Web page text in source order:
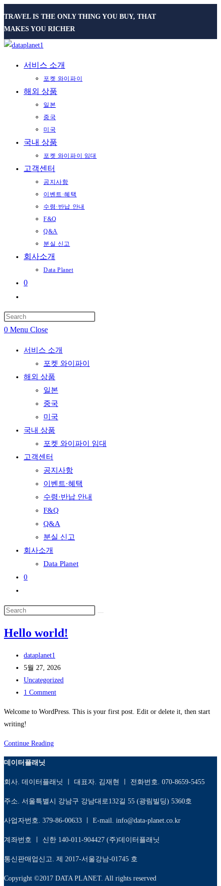
TRAVEL IS THE ONLY THING YOU BUY, THAT
MAKES YOU RICHER
서비스 소개
포켓 와이파이
해외 상품
일본
중국
미국
국내 상품
포켓 와이파이 임대
고객센터
공지사항
이벤트·혜택
수령·반납 안내
F&Q
Q&A
분실 신고
회사소개
Data Planet
0
website
search
0 Menu Close
서비스 소개
포켓 와이파이
해외 상품
일본
중국
미국
국내 상품
포켓 와이파이 임대
고객센터
공지사항
이벤트·혜택
수령·반납 안내
F&Q
Q&A
분실 신고
회사소개
Data Planet
0
search
Hello world!
Post
author:
dataplanet1
Post
published:
5월 27, 2026
Post
category:
Uncategorized
Post
1 Comment
Welcome to WordPress. This is your first post. Edit or delete it, then start
writing!
Continue ReadingHello
world!
데이터플래닛
회사. 데이터플래닛 ㅣ 대표자. 김재현 ㅣ 전화번호. 070-8659-5455
주소. 서울특별시 강남구 강남대로132길 55 (광림빌딩) 5360호
사업자번호. 379-86-00633 ㅣ E-mail. info@data-planet.co.kr
계좌번호 ㅣ 신한 140-011-904427 (주)데이터플래닛
통신판매업신고. 제 2017-서울강남-01745 호
Copyright ©2017 DATA PLANET. All rights reserved